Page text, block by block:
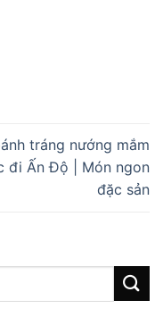
tráng nướng mắm
đi Ấn Độ | Món ngon
đặc sản